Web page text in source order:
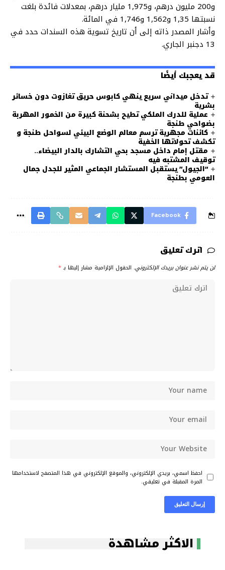
و200 مليون درهم، و1,975 مليار درهم، بمعدلات فائدة بلغت
نسبتها 1,35 و1,562 و1,746 في المائة.
وأشار المصدر ذاته إلى أن تاريخ تسوية هذه السندات حدد في
13 دجنبر الجاري.
قد يعجبك أيضًا
تدخل ميداني سريع ينهي كابوس حريق تغازوت دون خسائر
بشرية
عملية للدرك الملكي تطيح بشحنة كبيرة من الخمور المهربة
بضواحي طنجة
كائنات مجهرية ترسم معالم الوضع البيئي لسواحل طنجة و
تكشف تحولاتها الخفية
مقتل إمام داخل مسجد بحي التشارك بالدار البيضاء..
توقيف المشتبه فيه
“الجيول” يستقبل المستشار الجماعي المثير للجدل جمال
العومي بطنجة
Facebook
اترك تعليق
لن يتم نشر عنوان بريدك الإلكتروني. الحقول الإلزامية مشار إليها بـ *
احفظ اسمي، بريدي الإلكتروني، والموقع الإلكتروني في هذا المتصفح لاستخدامها
المرة المقبلة في تعليقي.
الاكثر مشاهدة